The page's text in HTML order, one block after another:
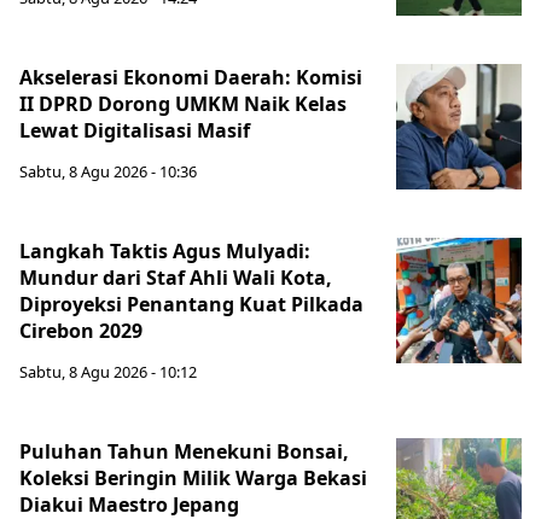
Akselerasi Ekonomi Daerah: Komisi
II DPRD Dorong UMKM Naik Kelas
Lewat Digitalisasi Masif
Sabtu, 8 Agu 2026 - 10:36
Langkah Taktis Agus Mulyadi:
Mundur dari Staf Ahli Wali Kota,
Diproyeksi Penantang Kuat Pilkada
Cirebon 2029
Sabtu, 8 Agu 2026 - 10:12
Puluhan Tahun Menekuni Bonsai,
Koleksi Beringin Milik Warga Bekasi
Diakui Maestro Jepang